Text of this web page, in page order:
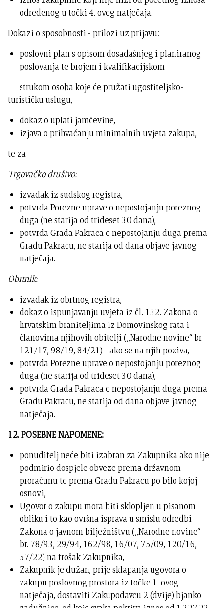
određenog u točki 4. ovog natječaja.
Dokazi o sposobnosti - prilozi uz prijavu:
poslovni plan s opisom dosadašnjeg i planiranog
poslovanja te brojem i kvalifikacijskom
strukom osoba koje će pružati ugostiteljsko-
turističku uslugu,
dokaz o uplati jamčevine,
izjava o prihvaćanju minimalnih uvjeta zakupa,
te za
Trgovačko društvo:
izvadak iz sudskog registra,
potvrda Porezne uprave o nepostojanju poreznog
duga (ne starija od trideset 30 dana),
potvrda Grada Pakraca o nepostojanju duga prema
Gradu Pakracu, ne starija od dana objave javnog
natječaja.
Obrtnik:
izvadak iz obrtnog registra,
dokaz o ispunjavanju uvjeta iz čl. 132. Zakona o
hrvatskim braniteljima iz Domovinskog rata i
članovima njihovih obitelji („Narodne novine“ br.
121/17, 98/19, 84/21) - ako se na njih poziva,
potvrda Porezne uprave o nepostojanju poreznog
duga (ne starija od trideset 30 dana),
potvrda Grada Pakraca o nepostojanju duga prema
Gradu Pakracu, ne starija od dana objave javnog
natječaja.
12. POSEBNE NAPOMENE:
ponuditelj neće biti izabran za Zakupnika ako nije
podmirio dospjele obveze prema državnom
proračunu te prema Gradu Pakracu po bilo kojoj
osnovi,
Ugovor o zakupu mora biti sklopljen u pisanom
obliku i to kao ovršna isprava u smislu odredbi
Zakona o javnom bilježništvu („Narodne novine“
br. 78/93, 29/94, 162/98, 16/07, 75/09, 120/16,
57/22) na trošak Zakupnika,
Zakupnik je dužan, prije sklapanja ugovora o
zakupu poslovnog prostora iz točke 1. ovog
natječaja, dostaviti Zakupodavcu 2 (dvije) bjanko